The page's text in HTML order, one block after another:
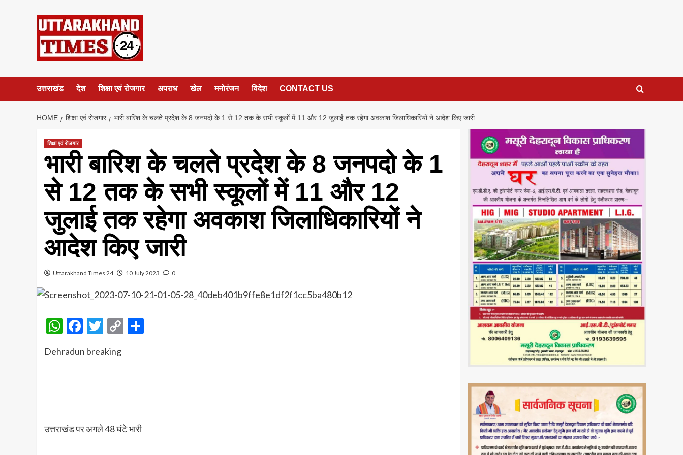
उत्तराखंड देश शिक्षा एवं रोजगार अपराध खेल मनोरंजन विदेश CONTACT US
HOME शिक्षा एवं रोजगार भारी बारिश के चलते प्रदेश के 8 जनपदो के 1 से 12 तक के सभी स्कूलों में 11 और 12 जुलाई तक रहेगा अवकाश जिलाधिकारियों ने आदेश किए जारी
शिक्षा एवं रोजगार
भारी बारिश के चलते प्रदेश के 8 जनपदो के 1
से 12 तक के सभी स्कूलों में 11 और 12
जुलाई तक रहेगा अवकाश जिलाधिकारियों ने
आदेश किए जारी
Uttarakhand Times 24 10 July 2023 0
WhatsApp
Facebook
Twitter
Copy
Dehradun breaking
उत्तराखंड पर अगले 48 घंटे भारी